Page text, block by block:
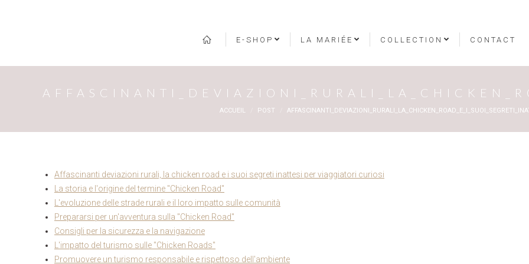
E-SHOP LA MARIÉE COLLECTION CONTACT
Vous êtes ici :
ACCUEIL POST
Affascinanti deviazioni rurali, la chicken road e i suoi segreti inattesi per viaggiatori curiosi
La storia e l'origine del termine "Chicken Road"
L'evoluzione delle strade rurali e il loro impatto sulle comunità
Prepararsi per un'avventura sulla "Chicken Road"
Consigli per la sicurezza e la navigazione
L'impatto del turismo sulle "Chicken Roads"
Promuovere un turismo responsabile e rispettoso dell'ambiente